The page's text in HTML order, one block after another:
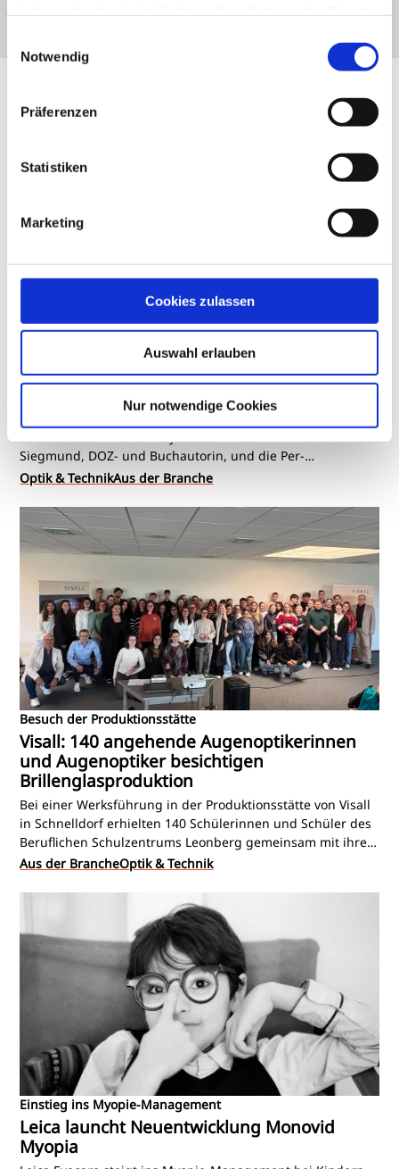
Notwendig
Präferenzen
Statistiken
Marketing
Cookies zulassen
Auswahl erlauben
Nur notwendige Cookies
Weitere Beiträge zu Optik &
Kooperation von Neyece und Per-Mertesacker-Stiftung
Myopie-Management: Aktionstag „Fit fürs
Sehen“ in Hannover
Mit der Auftaktveranstaltung „Fit fürs Sehen – sportlich
Siegmund, DOZ- und Buchautorin, und die Per-
Mertesacker-Stiftung am 24. Februar im Künstlerhaus
den Fokus rücken.
Optik & TechnikAus der Branche
Besuch der Produktionsstätte
Visall: 140 angehende Augenoptikerinnen
und Augenoptiker besichtigen
Brillenglasproduktion
Bei einer Werksführung in der Produktionsstätte von Visall
in Schnelldorf erhielten 140 Schülerinnen und Schüler des
Beruflichen Schulzentrums Leonberg gemeinsam mit ihren
Lehrkräften Einblicke in die Herstellung von Brillengläsern.
Arbeitsschritte und gab einen Überblick über den Ablauf
der Brillenglasproduktion.
Aus der BrancheOptik & Technik
Einstieg ins Myopie-Management
Leica launcht Neuentwicklung Monovid
Myopia